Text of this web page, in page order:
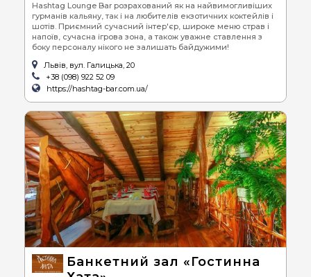
Hashtag Lounge Bar розрахований як на найвимогливіших
гурманів кальяну, так і на любителів екзотичних коктейлів і
шотів. Приємний сучасний інтер'єр, широке меню страв і
напоїв, сучасна ігрова зона, а також уважне ставлення з
боку персоналу нікого не залишать байдужими!
Львів, вул. Галицька, 20
+38 (098) 922 52 09
https://hashtag-bar.com.ua/
Банкетний зал «Гостинна